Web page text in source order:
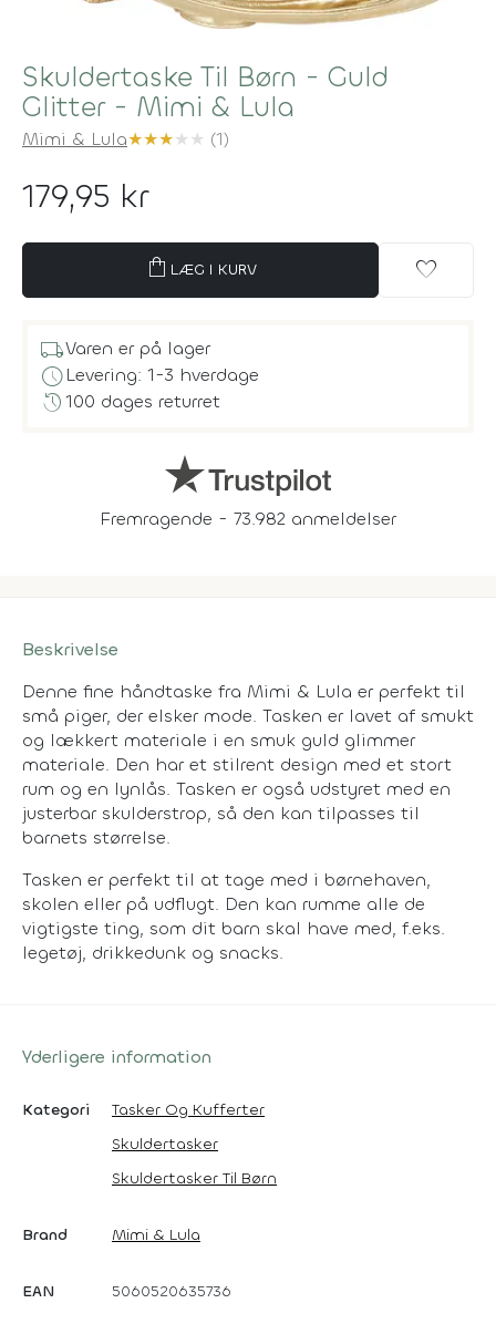
Skuldertaske Til Børn - Guld
Glitter - Mimi & Lula
Mimi & Lula★★★★★ (1)
179,95 kr
shopping_bag LÆG I KURV favorite
local_shippingVaren er på lager
scheduleLevering: 1-3 hverdage
history100 dages returret
Fremragende - 73.982 anmeldelser
Beskrivelse
Denne fine håndtaske fra Mimi & Lula er perfekt til
små piger, der elsker mode. Tasken er lavet af smukt
og lækkert materiale i en smuk guld glimmer
materiale. Den har et stilrent design med et stort
rum og en lynlås. Tasken er også udstyret med en
justerbar skulderstrop, så den kan tilpasses til
barnets størrelse.
Tasken er perfekt til at tage med i børnehaven,
skolen eller på udflugt. Den kan rumme alle de
vigtigste ting, som dit barn skal have med, f.eks.
legetøj, drikkedunk og snacks.
Yderligere information
Kategori
Tasker Og Kufferter
Skuldertasker
Skuldertasker Til Børn
Brand Mimi & Lula
EAN 5060520635736